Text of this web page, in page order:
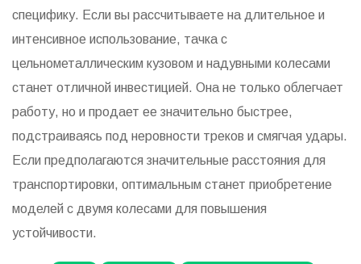
специфику. Если вы рассчитываете на длительное и
интенсивное использование, тачка с
цельнометаллическим кузовом и надувными колесами
станет отличной инвестицией. Она не только облегчает
работу, но и продает ее значительно быстрее,
подстраиваясь под неровности треков и смягчая удары.
Если предполагаются значительные расстояния для
транспортировки, оптимальным станет приобретение
моделей с двумя колесами для повышения
устойчивости.